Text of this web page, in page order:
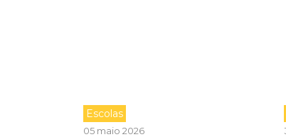
Escolas
05 maio 2026